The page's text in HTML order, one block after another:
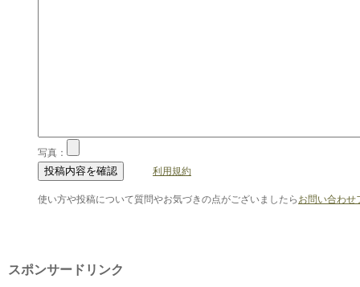
写真：
利用規約
使い方や投稿について質問やお気づきの点がございましたら お問い合わせ
スポンサードリンク